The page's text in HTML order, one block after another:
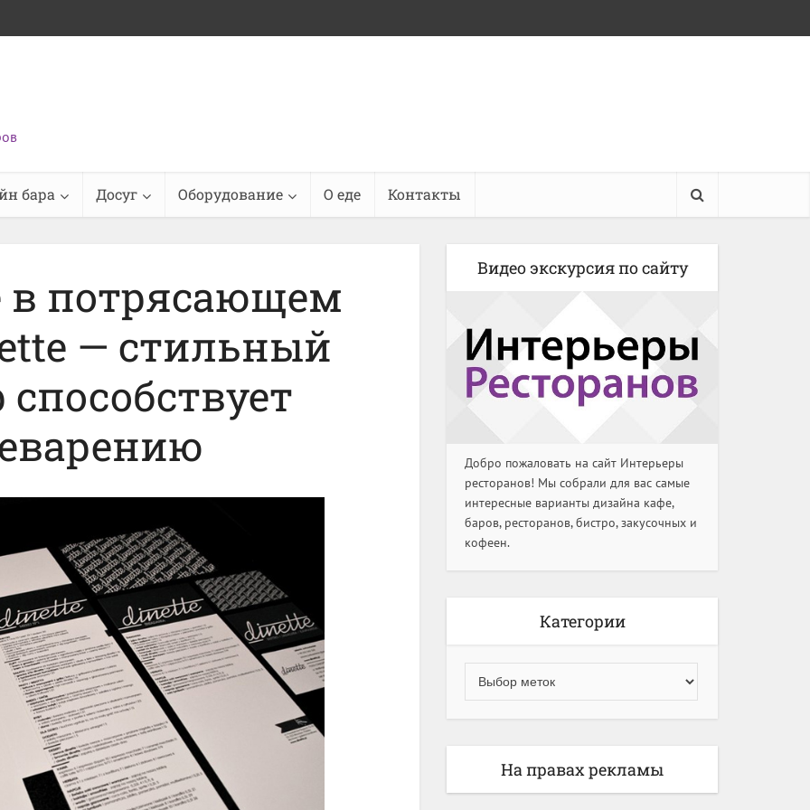
бара Досуг Оборудование О еде Контакты
в потрясающем
— стильный
Видео экскурсия по сайту
Добро пожаловать на сайт Интерьеры
ресторанов! Мы собрали для вас самые
интересные варианты дизайна кафе,
баров, ресторанов, бистро, закусочных и
кофеен.
Категории
На правах рекламы